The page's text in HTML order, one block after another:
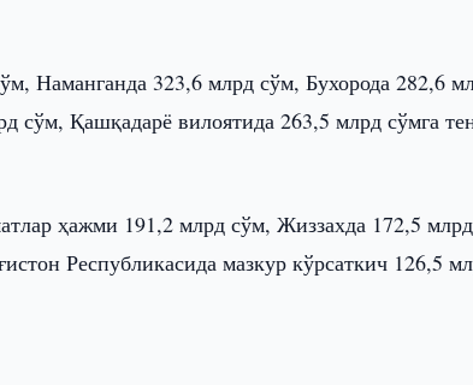
Наманганда 323,6 млрд сўм, Бухорода 282,6
сўм, Қашқадарё вилоятида 263,5 млрд сўмга
ҳажми 191,2 млрд сўм, Жиззахда 172,5 млрд
Республикасида мазкур кўрсаткич 126,5